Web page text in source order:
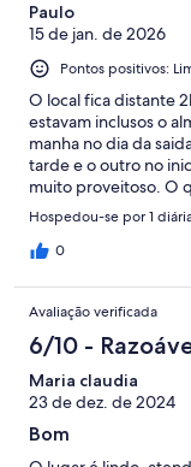
Paulo
15 de jan. de 2026
Pontos positivos:
O local fica distante
estavam inclusos o
manha no dia da
tarde e o outro no
muito proveitoso. O
satisfatorio e tem
simpatica, nem tao
fomos bem atendidos.
Hospedou-se por 1
0
Avaliação verificada
6/10 -
Maria claudia
23 de dez. de 2024
Bom